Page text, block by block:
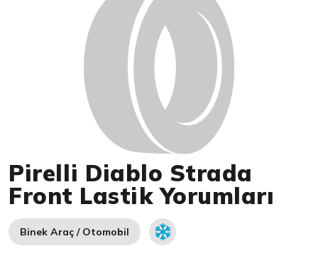
Pirelli Diablo Strada
Front Lastik Yorumları
Binek Araç / Otomobil